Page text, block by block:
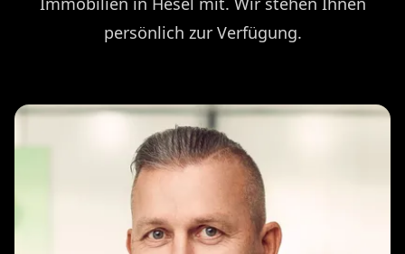
persönlich zur Verfügung.